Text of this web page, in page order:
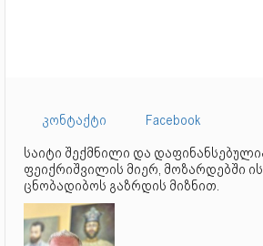
კონტაქტი
Facebook
საიტი შექმნილი და
ფეიქრიშვილის მიერ, მოზარდებში
ცნობადიბოს გაზრდის მიზნით.